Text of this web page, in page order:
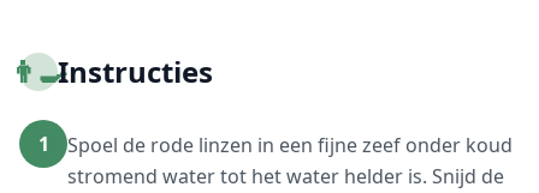
👨‍🍳Instructies
1
Spoel de rode linzen in een fijne zeef onder koud
stromend water tot het water helder is. Snijd de